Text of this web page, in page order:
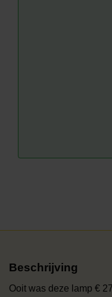
Beschrijving
Ooit was deze lamp €